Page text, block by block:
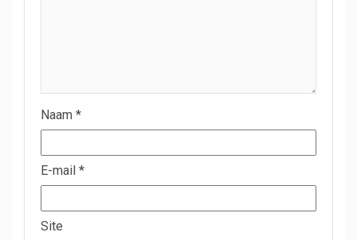
Naam *
E-mail *
Site